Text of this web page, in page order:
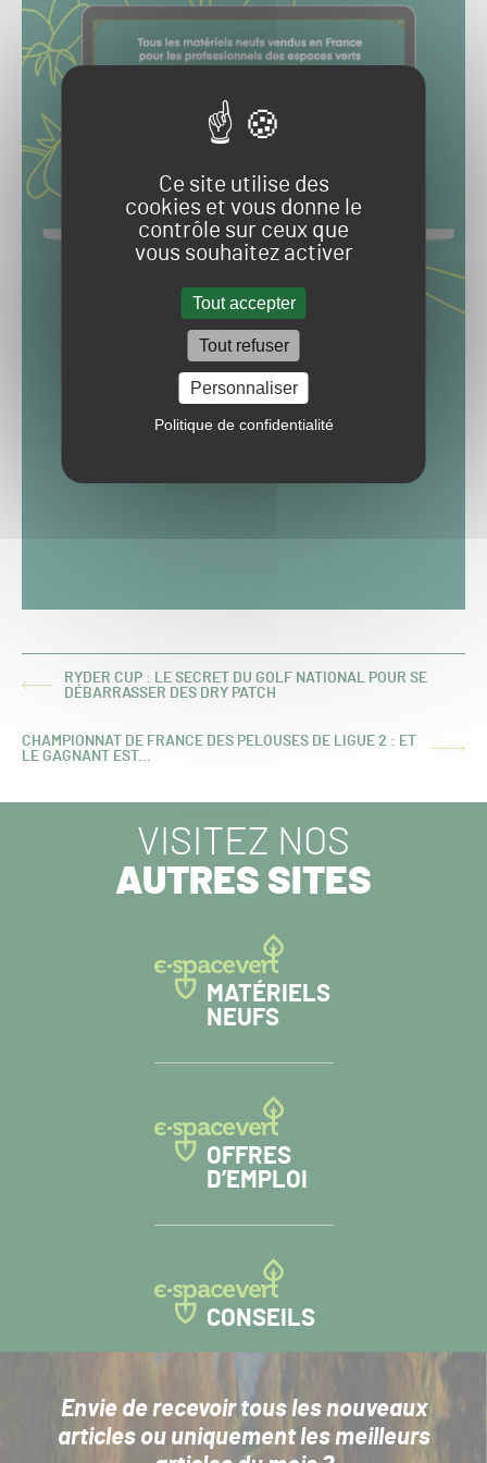
Ce site utilise des
cookies et vous donne le
contrôle sur ceux que
vous souhaitez activer
Tout accepter
Tout refuser
Personnaliser
Politique de confidentialité
ARTICLE
RYDER CUP : LE SECRET DU GOLF NATIONAL POUR SE
DÉBARRASSER DES DRY PATCH
ARTICLE
CHAMPIONNAT DE FRANCE DES PELOUSES DE LIGUE 2 : ET
LE GAGNANT EST...
VISITEZ NOS
AUTRES SITES
MATÉRIELS
NEUFS
OFFRES
D’EMPLOI
CONSEILS
Envie de recevoir tous les nouveaux
articlesou uniquement les meilleurs